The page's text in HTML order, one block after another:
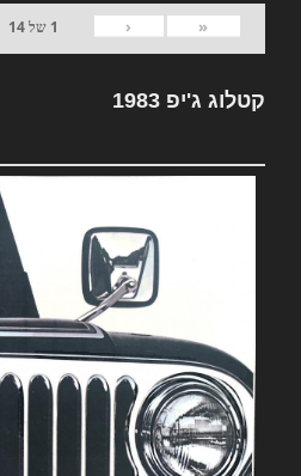
«
‹
1 של14
קטלוג ג'יפ 1983